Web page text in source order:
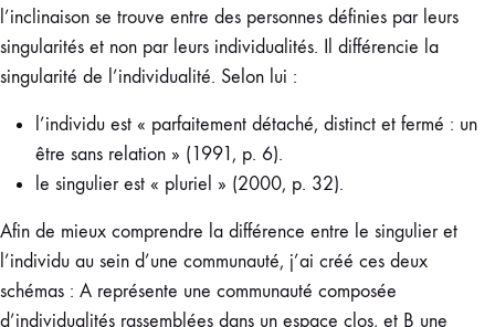
l’inclinaison se trouve entre des personnes définies par leurs
singularités et non par leurs individualités. Il différencie la
singularité de l’individualité. Selon lui :
l’individu est « parfaitement détaché, distinct et fermé : un
être sans relation » (1991, p. 6).
le singulier est « pluriel » (2000, p. 32).
Afin de mieux comprendre la différence entre le singulier et
l’individu au sein d’une communauté, j’ai créé ces deux
schémas : A représente une communauté composée
d’individualités rassemblées dans un espace clos, et B une